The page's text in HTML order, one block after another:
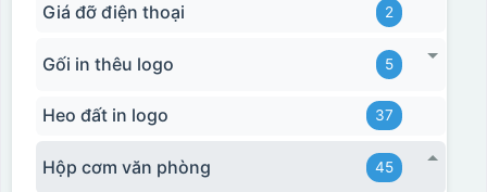
Giá đỡ điện thoại 2
Gối in thêu logo 5
Heo đất in logo 37
Hộp cơm văn phòng 45